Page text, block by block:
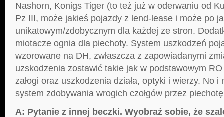
Nashorn, Konigs Tiger (to też już w oderwaniu od
Pz III, może jakieś pojazdy z lend-lease i może po
unikatowym/zdobycznym dla każdej ze stron.
miotacze ognia dla piechoty. System uszkodzeń
wzorowane na DH, zwłaszcza z zapowiadanymi
uzskodzenia zostawić takie jak w podstawowym
załogi oraz uszkodzenia działa, optyki i wierzy. No
system zdobywania wrogich czołgów przez
A: Pytanie z innej beczki. Wyobraź sobie, że